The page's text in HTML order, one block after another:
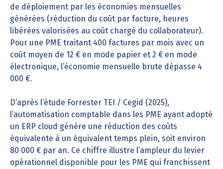
de déploiement par les économies mensuelles
générées (réduction du coût par facture, heures
libérées valorisées au coût chargé du collaborateur).
Pour une PME traitant 400 factures par mois avec un
coût moyen de 12 € en mode papier et 2 € en mode
électronique, l’économie mensuelle brute dépasse 4
000 €.
D’après l’étude Forrester TEI / Cegid (2025),
l’automatisation comptable dans les PME ayant adopté
un ERP cloud génère une réduction des coûts
équivalente à un équivalent temps plein, soit environ
80 000 € par an. Ce chiffre illustre l’ampleur du levier
opérationnel disponible pour les PME qui franchissent